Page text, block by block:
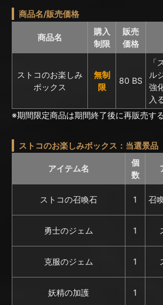
商品名/販売価格
商品名
購入
制限
販売
価格
ストコのお楽しみ
ボックス
無制
限
80 BS
「
ル
強
入
※期間限定商品は期間終了後に再販売す
ストコのお楽しみボックス：当選景品
アイテム名
個
数
ストコの召喚石 1 召
勇士のジェム 1
克服のジェム 1
妖精の加護 1